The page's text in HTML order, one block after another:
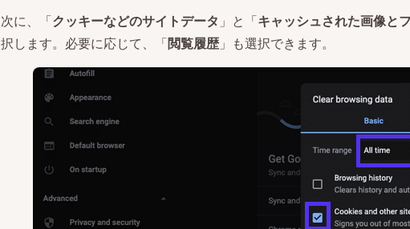
次に、「クッキーなどのサイトデータ 」と「キャッシュされた画像と
択します。必要に応じて、「閲覧履歴 」も選択できます。